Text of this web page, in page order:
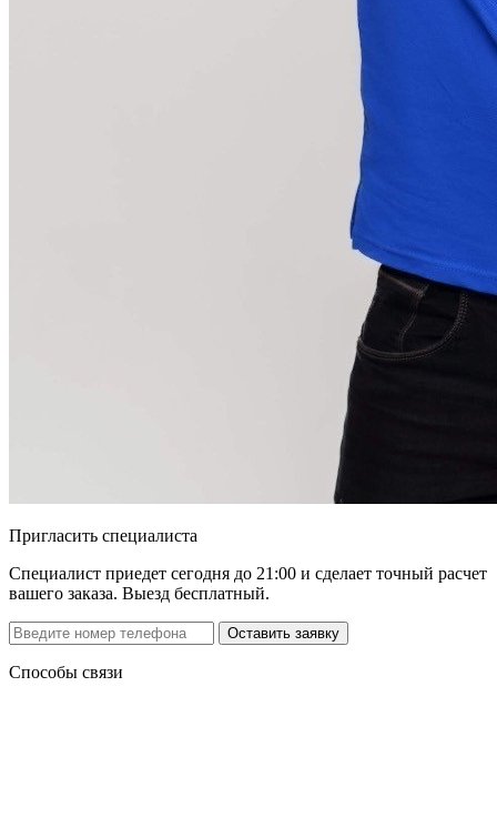
Пригласить специалиста
Специалист приедет сегодня до 21:00 и сделает точный расчет
вашего заказа. Выезд бесплатный.
Способы связи